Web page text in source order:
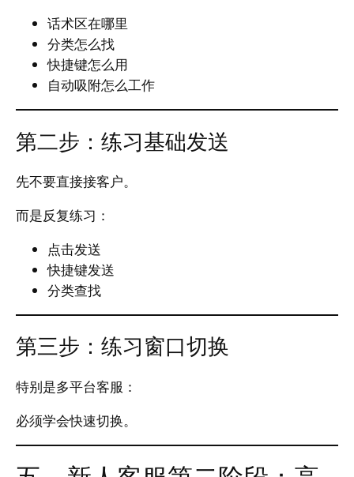
话术区在哪里
分类怎么找
快捷键怎么用
自动吸附怎么工作
第二步：练习基础发送
先不要直接接客户。
而是反复练习：
点击发送
快捷键发送
分类查找
第三步：练习窗口切换
特别是多平台客服：
必须学会快速切换。